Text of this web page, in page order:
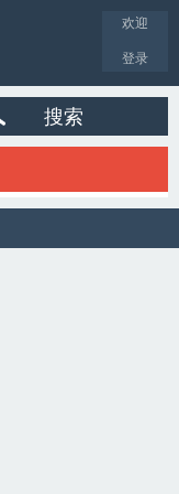
欢迎
登录
搜索